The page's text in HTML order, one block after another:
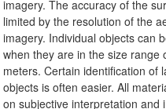
imagery. The accuracy of the
limited by the resolution of the
imagery. Individual objects can
when they are in the size range
meters. Certain identification of
objects is often easier. All
on subjective interpretation and